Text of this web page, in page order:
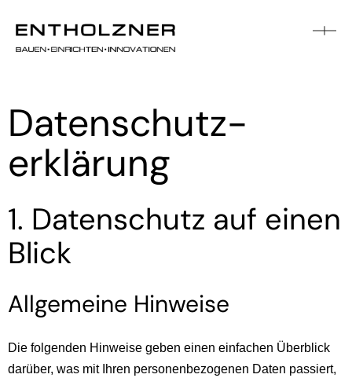
Datenschutz­
erklärung
1. Datenschutz auf einen
Blick
Allgemeine Hinweise
Die folgenden Hinweise geben einen einfachen Überblick
darüber, was mit Ihren personenbezogenen Daten passiert,